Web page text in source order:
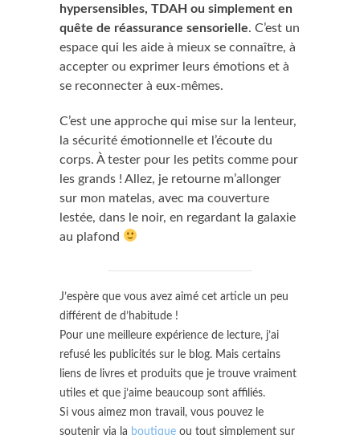
hypersensibles, TDAH ou simplement en
quête de réassurance sensorielle. C’est un
espace qui les aide à mieux se connaître, à
accepter ou exprimer leurs émotions et à
se reconnecter à eux-mêmes.
C’est une approche qui mise sur la lenteur,
la sécurité émotionnelle et l’écoute du
corps. À tester pour les petits comme pour
les grands ! Allez, je retourne m’allonger
sur mon matelas, avec ma couverture
lestée, dans le noir, en regardant la galaxie
au plafond
J’espère que vous avez aimé cet article un peu
différent de d’habitude !
Pour une meilleure expérience de lecture, j’ai
refusé les publicités sur le blog. Mais certains
liens de livres et produits que je trouve vraiment
utiles et que j’aime beaucoup sont affiliés.
Si vous aimez mon travail, vous pouvez le
soutenir via la boutique ou tout simplement sur